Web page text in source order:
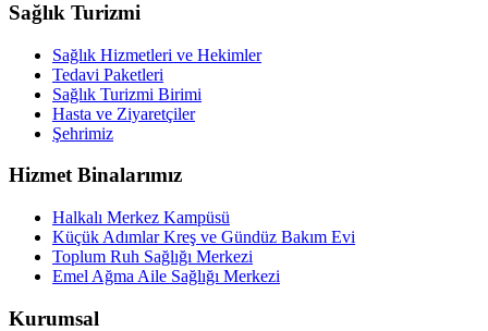
Sağlık Turizmi
Sağlık Hizmetleri ve Hekimler
Tedavi Paketleri
Sağlık Turizmi Birimi
Hasta ve Ziyaretçiler
Şehrimiz
Hizmet Binalarımız
Halkalı Merkez Kampüsü
Küçük Adımlar Kreş ve Gündüz Bakım Evi
Toplum Ruh Sağlığı Merkezi
Emel Ağma Aile Sağlığı Merkezi
Kurumsal